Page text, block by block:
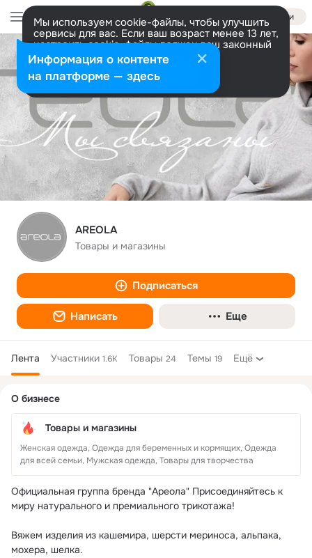
Войти
Мы используем cookie-файлы, чтобы улучшить
сервисы для вас. Если ваш возраст менее 13 лет,
настроить cookie-файлы должен ваш законный
представитель. Больше информации
Разрешить все Настроить
AREOLA
Товары и магазины
Подписаться
Написать Еще
Лента Участники 1.6K Товары 24 Темы 19 Ещё
колонка
О бизнесе
Товары и магазины
Женская одежда, Одежда для беременных и кормящих, Одежда
для всей семьи, Мужская одежда, Товары для творчества
Официальная группа бренда "Ареола" Присоединяйтесь к
миру натурального и премиального трикотажа!
Вяжем изделия из кашемира, шерсти мериноса, альпака,
мохера, шелка.
Информация о контенте
на платформе — здесь